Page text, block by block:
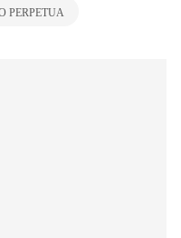
PERPETUA